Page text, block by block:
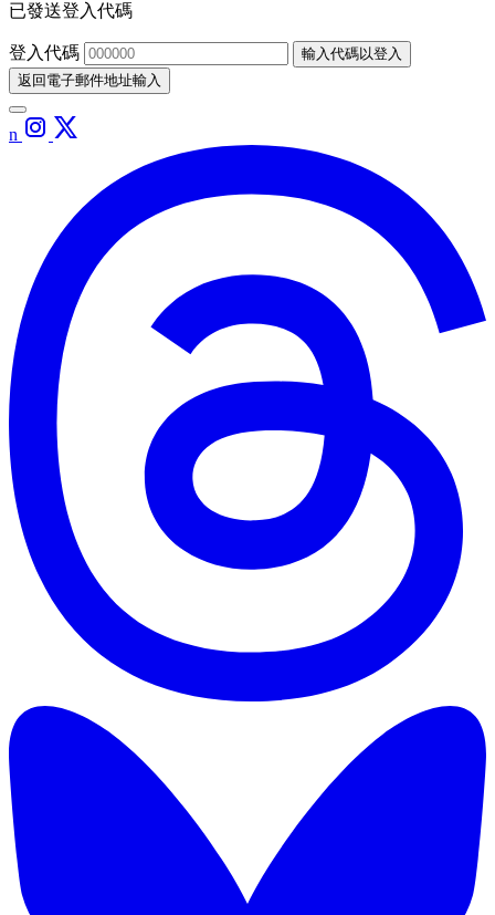
已發送登入代碼
登入代碼
輸入代碼以登入
返回電子郵件地址輸入
n